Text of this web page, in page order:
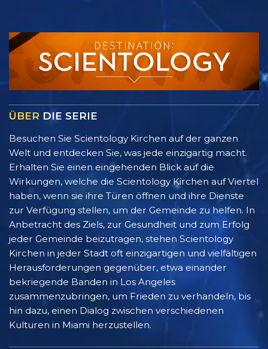
ÜBER DIE SERIE
Besuchen Sie Scientology Kirchen auf der ganzen
Welt und entdecken Sie, was jede einzigartig macht.
Erhalten Sie einen eingehenden Blick auf die
Wirkungen, welche die Scientology Kirchen auf Viertel
haben, wenn sie ihre Türen öffnen und ihre Dienste
zur Verfügung stellen, um der Gemeinde zu helfen. In
Anbetracht des Ziels, zur Gesundheit und zum Erfolg
jeder Gemeinde beizutragen, stehen Scientology
Kirchen in jeder Stadt oft einzigartigen und vielfältigen
Herausforderungen gegenüber, etwa einander
bekriegende Banden in Los Angeles
zusammenzubringen, um Frieden zu verhandeln, bis
hin dazu, einen Dialog zwischen verschiedenen
Kulturen in Miami herzustellen.